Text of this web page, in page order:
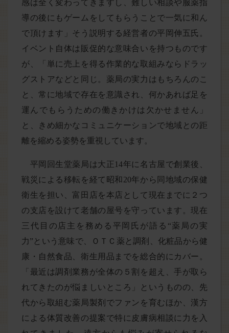
感は全く変わってきますし、難しい相談や服薬指
導の後にもゲームをしてもらうことで一気に和ん
で頂けます」そう説明する経営者の平岡伸五氏。
イベント自体は販促的な意味合いを持つものです
が、「単に売上を得る作業的な取組みならドラッ
グストアなどと同じ。薬局の実力はもちろんのこ
と、常に地域で存在を意識され、何かあれば足を
運んでもらうための働きかけは欠かせません」
と、きめ細かなコミュニケーションで地域との距
離を縮める姿勢を重視しています。
平岡回生堂薬局は大正14年に名古屋で創業後、
戦災による移転を経て昭和20年から同地域の保健
衛生を担い、富田店を本店として現在までに２つ
の支店を設けて老舗の屋号を守っています。現在
三代目の店主を務める平岡氏が語る“薬局の実
力”という意味で、ＯＴＣ薬と調剤、化粧品から健
康・自然食品、衛生用品までを総合的にカバー。
「最近は調剤業務が全体の５割を超え、手が取ら
れてきたのが悩ましいところ」というものの、先
代から取組む薬局製剤でファンを育むほか、漢方
による体質改善の提案で特に皮膚病相談に力を入